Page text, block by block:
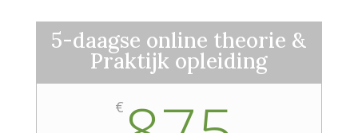
5-daagse online theorie &
Praktijk opleiding
€